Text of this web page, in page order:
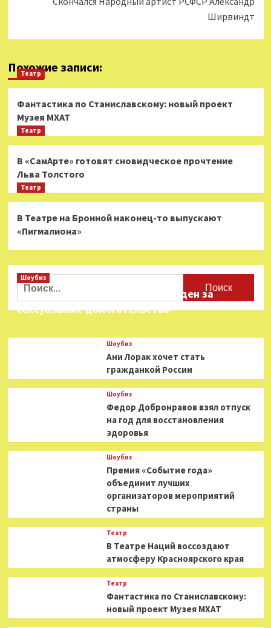
Ширвиндт
Похожие записи:
Театр
Фантастика по Станиславскому: новый проект
Музея МХАТ
Театр
В «СамАрте» готовят сновидческое прочтение
Льва Толстого
Театр
В Театре на Бронной наконец-то выпускают
«Пигмалиона»
Найти:
Шоубиз
Звезда «Игры в кальмара» осужден за
сексуальные домогательства
Шоубиз
Ани Лорак хочет стать
гражданкой России
Шоубиз
Федор Добронравов взял отпуск
на год для восстановления
здоровья
Шоубиз
Премия «Событие года»
объединит лучших
организаторов мероприятий
страны
Театр
В Театре Наций воссоздают
атмосферу Красноярского края
Театр
Фантастика по Станиславскому:
новый проект Музея МХАТ